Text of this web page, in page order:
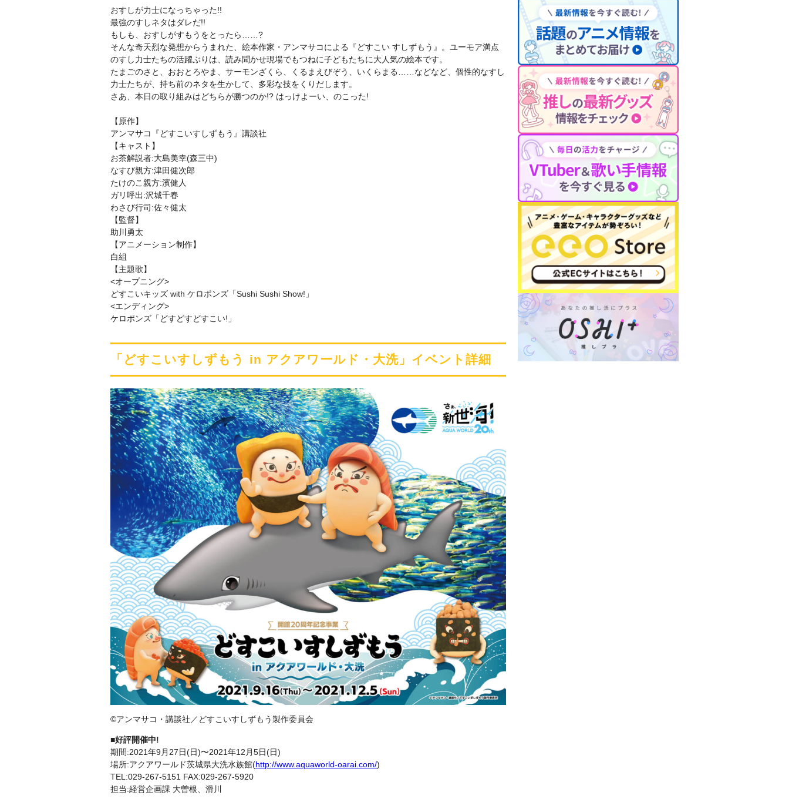
おすしが力士になっちゃった!!
最強のすしネタはダレだ!!
もしも、おすしがすもうをとったら……?
そんな奇天烈な発想からうまれた、絵本作家・アンマサコによる『どすこい すしずもう』。ユーモア満点
のすし力士たちの活躍ぶりは、読み聞かせ現場でもつねに子どもたちに大人気の絵本です。
たまごのさと、おおとろやま、サーモンざくら、くるまえびぞう、いくらまる……などなど、個性的なすし
力士たちが、持ち前のネタを生かして、多彩な技をくりだします。
さあ、本日の取り組みはどちらが勝つのか!? はっけよーい、のこった!
【原作】
アンマサコ『どすこいすしずもう』講談社
【キャスト】
お茶解説者:大島美幸(森三中)
なすび親方:津田健次郎
たけのこ親方:濱健人
ガリ呼出:沢城千春
わさび行司:佐々健太
【監督】
助川勇太
【アニメーション制作】
白組
【主題歌】
<オープニング>
どすこいキッズ with ケロポンズ「Sushi Sushi Show!」
<エンディング>
ケロポンズ「どすどすどすこい!」
「どすこいすしずもう in アクアワールド・大洗」イベント詳細
©アンマサコ・講談社／どすこいすしずもう製作委員会
■好評開催中!
期間:2021年9月27日(日)〜2021年12月5日(日)
場所:アクアワールド茨城県大洗水族館(http://www.aquaworld-oarai.com/)
TEL:029-267-5151 FAX:029-267-5920
担当:経営企画課 大曽根、滑川